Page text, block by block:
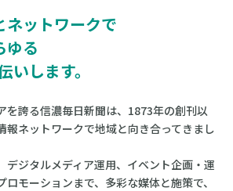
ネットワークで
ゆる
いします。
を誇る信濃毎日新聞は、1873年の創刊以
報ネットワークで地域と向き合ってきまし
デジタルメディア運用、イベント企画・運
モーションまで、多彩な媒体と施策で、